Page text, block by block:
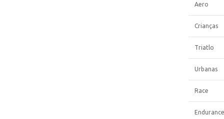
Aero
Crianças
Triatlo
Urbanas
Race
Endurance